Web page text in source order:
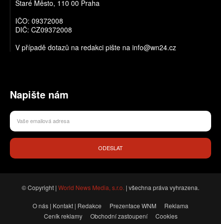
Staré Město, 110 00 Praha
IČO: 09372008
DIČ: CZ09372008
V případě dotazů na redakci pište na info@wn24.cz
Napište nám
ODESLAT
© Copyright | World News Media, s.r.o. | všechna práva vyhrazena.
O nás | Kontakt | Redakce Prezentace WNM
Reklama
Ceník reklamy
Obchodní zastoupení
Cookies